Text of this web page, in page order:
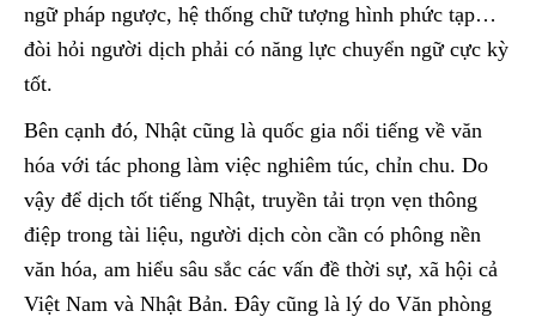
ngữ pháp ngược, hệ thống chữ tượng hình phức tạp…
đòi hỏi người dịch phải có năng lực chuyển ngữ cực kỳ
tốt.
Bên cạnh đó, Nhật cũng là quốc gia nổi tiếng về văn
hóa với tác phong làm việc nghiêm túc, chỉn chu. Do
vậy để dịch tốt tiếng Nhật, truyền tải trọn vẹn thông
điệp trong tài liệu, người dịch còn cần có phông nền
văn hóa, am hiểu sâu sắc các vấn đề thời sự, xã hội cả
Việt Nam và Nhật Bản. Đây cũng là lý do Văn phòng